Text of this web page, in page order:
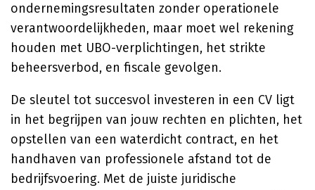
ondernemingsresultaten zonder operationele
verantwoordelijkheden, maar moet wel rekening
houden met UBO-verplichtingen, het strikte
beheersverbod, en fiscale gevolgen.
De sleutel tot succesvol investeren in een CV ligt
in het begrijpen van jouw rechten en plichten, het
opstellen van een waterdicht contract, en het
handhaven van professionele afstand tot de
bedrijfsvoering. Met de juiste juridische